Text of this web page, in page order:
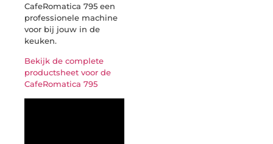
CafeRomatica 795 een
professionele machine
voor bij jouw in de
keuken.
Bekijk de complete
productsheet voor de
CafeRomatica 795